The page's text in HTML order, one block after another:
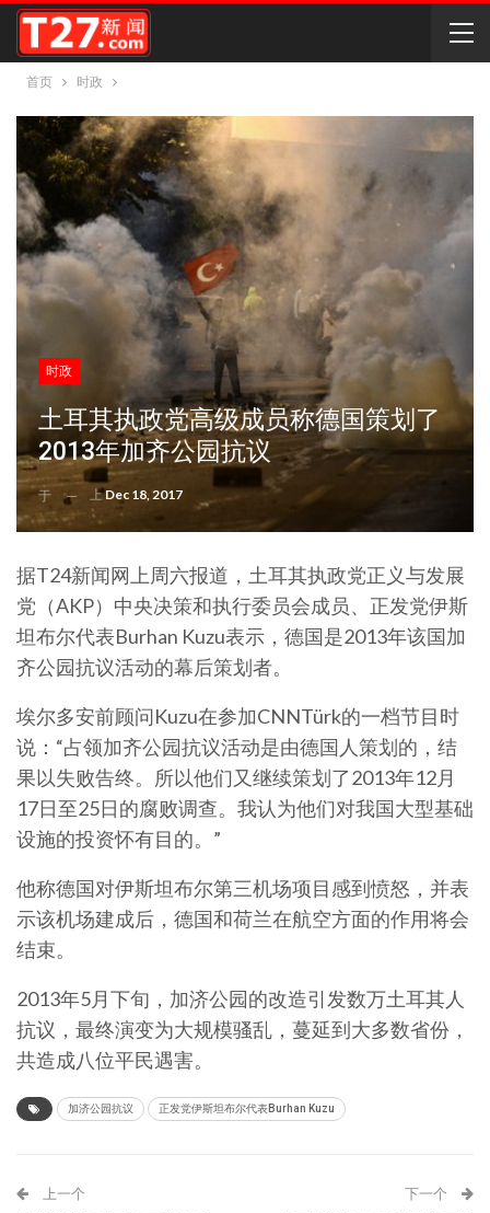
首页 时政
时政
土耳其执政党高级成员称德国策划了
2013年加齐公园抗议
于 上 Dec 18, 2017
据T24新闻网上周六报道，土耳其执政党正义与发展
党（AKP）中央决策和执行委员会成员、正发党伊斯
坦布尔代表Burhan Kuzu表示，德国是2013年该国加
齐公园抗议活动的幕后策划者。
埃尔多安前顾问Kuzu在参加CNNTürk的一档节目时
说：“占领加齐公园抗议活动是由德国人策划的，结
果以失败告终。所以他们又继续策划了2013年12月
17日至25日的腐败调查。我认为他们对我国大型基础
设施的投资怀有目的。”
他称德国对伊斯坦布尔第三机场项目感到愤怒，并表
示该机场建成后，德国和荷兰在航空方面的作用将会
结束。
2013年5月下旬，加济公园的改造引发数万土耳其人
抗议，最终演变为大规模骚乱，蔓延到大多数省份，
共造成八位平民遇害。
加济公园抗议 正发党伊斯坦布尔代表Burhan Kuzu
上一个 下一个